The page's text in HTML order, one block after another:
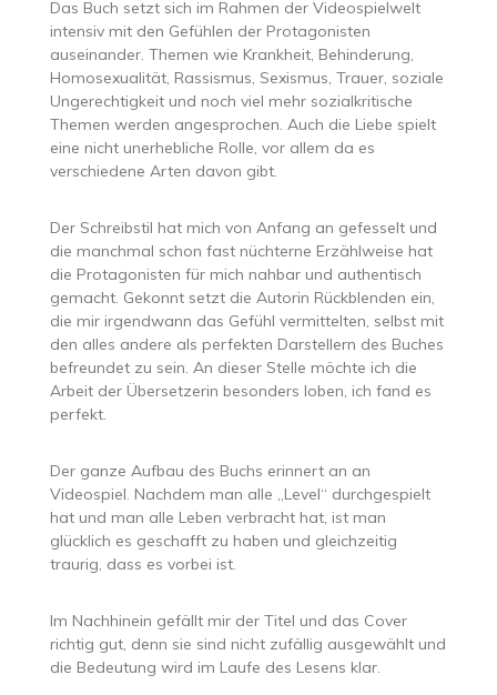
Das Buch setzt sich im Rahmen der Videospielwelt
intensiv mit den Gefühlen der Protagonisten
auseinander. Themen wie Krankheit, Behinderung,
Homosexualität, Rassismus, Sexismus, Trauer, soziale
Ungerechtigkeit und noch viel mehr sozialkritische
Themen werden angesprochen. Auch die Liebe spielt
eine nicht unerhebliche Rolle, vor allem da es
verschiedene Arten davon gibt.
Der Schreibstil hat mich von Anfang an gefesselt und
die manchmal schon fast nüchterne Erzählweise hat
die Protagonisten für mich nahbar und authentisch
gemacht. Gekonnt setzt die Autorin Rückblenden ein,
die mir irgendwann das Gefühl vermittelten, selbst mit
den alles andere als perfekten Darstellern des Buches
befreundet zu sein. An dieser Stelle möchte ich die
Arbeit der Übersetzerin besonders loben, ich fand es
perfekt.
Der ganze Aufbau des Buchs erinnert an an
Videospiel. Nachdem man alle „Level“ durchgespielt
hat und man alle Leben verbracht hat, ist man
glücklich es geschafft zu haben und gleichzeitig
traurig, dass es vorbei ist.
Im Nachhinein gefällt mir der Titel und das Cover
richtig gut, denn sie sind nicht zufällig ausgewählt und
die Bedeutung wird im Laufe des Lesens klar.